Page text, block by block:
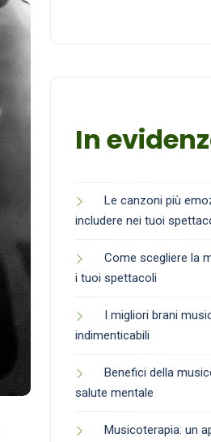
In
Le canzoni più
includere nei tuoi
Come scegliere la
i tuoi spettacoli
I migliori brani
indimenticabili
Benefici della
salute mentale
Musicoterapia: un